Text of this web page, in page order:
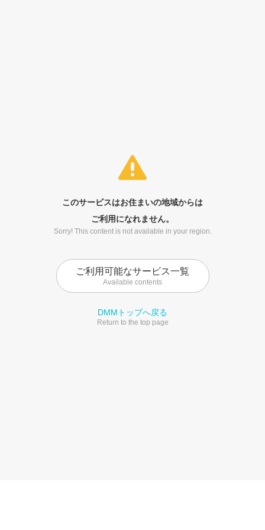
このサービスはお住まいの地域からは
ご利用になれません。
Sorry! This content is not available in your region.
ご利用可能なサービス一覧
Available contents
DMMトップへ戻る
Return to the top page